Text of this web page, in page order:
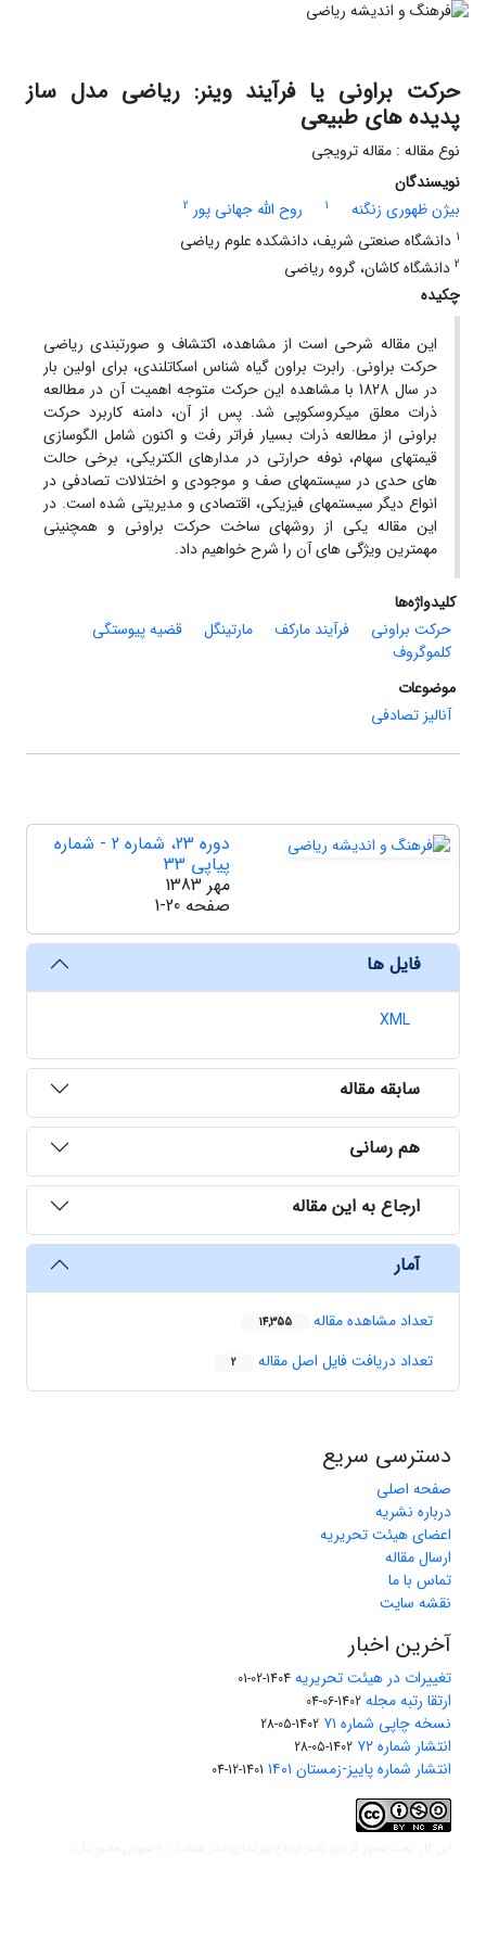
حرکت براونی یا فرآیند وینر: ریاضی مدل ساز
پدیده های طبیعی
نوع مقاله : مقاله ترویجی
نویسندگان
بیژن ظهوری زنگنه
1 روح الله جهانی پور 2
1 دانشگاه صنعتی شریف، دانشکده علوم ریاضی
2 دانشگاه کاشان، گروه ریاضی
چکیده
این مقاله شرحی است از مشاهده، اکتشاف و صورتبندی ریاضی
حرکت براونی. رابرت براون گیاه شناس اسکاتلندی، برای اولین بار
در سال 1828 با مشاهده این حرکت متوجه اهمیت آن در مطالعه
ذرات معلق میکروسکوپی شد. پس از آن، دامنه کاربرد حرکت
براونی از مطالعه ذرات بسیار فراتر رفت و اکنون شامل الگوسازی
قیمتهای سهام، نوفه حرارتی در مدارهای الکتریکی، برخی حالت
های حدی در سیستمهای صف و موجودی و اختلالات تصادفی در
انواع دیگر سیستمهای فیزیکی، اقتصادی و مدیریتی شده است. در
این مقاله یکی از روشهای ساخت حرکت براونی و همچنینی
مهمترین ویژگی های آن را شرح خواهیم داد.
کلیدواژه‌ها
حرکت براونی
فرآیند مارکف مارتینگل
قضیه پیوستگی
کلموگروف
موضوعات
آنالیز تصادفی
دوره 23، شماره 2 - شماره
پیاپی 33
مهر 1383
صفحه 1-20
فایل ها
XML
سابقه مقاله
هم رسانی
ارجاع به این مقاله
آمار
تعداد مشاهده مقاله 14,355
تعداد دریافت فایل اصل مقاله 2
دسترسی سریع
صفحه اصلی
درباره نشریه
اعضای هیئت تحریریه
ارسال مقاله
تماس با ما
نقشه سایت
آخرین اخبار
تغییرات در هیئت تحریریه 1404-02-01
ارتقا رتبه مجله 1402-06-04
نسخه چاپی شماره ۷۱ 1402-05-28
انتشار شماره ۷۲ 1402-05-28
انتشار شماره پاییز-زمستان ۱۴۰۱ 1401-12-04